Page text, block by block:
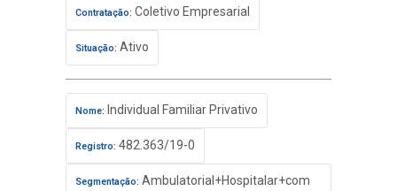
Contratação: Coletivo Empresarial
Situação: Ativo
Nome: Individual Familiar Privativo
Registro: 482.363/19-0
Segmentação: Ambulatorial+Hospitalar+com